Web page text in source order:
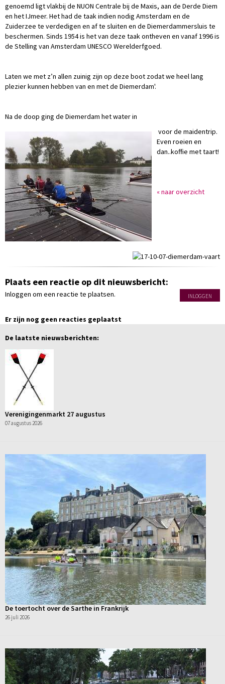
genoemd ligt vlakbij de NUON Centrale bij de Maxis, aan de Derde Diem
en het IJmeer. Het had de taak indien nodig Amsterdam en de
Zuiderzee te verdedigen en af te sluiten en de Diemerdammersluis te
beschermen. Sinds 1954 is het van deze taak ontheven en vanaf 1996 is
de Stelling van Amsterdam UNESCO Werelderfgoed.
Laten we met z’n allen zuinig zijn op deze boot zodat we heel lang
plezier kunnen hebben van en met de Diemerdam'.
Na de doop ging de Diemerdam het water in
voor de maidentrip.
Even roeien en
dan..koffie met taart!
« naar overzicht
Plaats een reactie op dit nieuwsbericht:
Inloggen om een reactie te plaatsen. INLOGGEN
Er zijn nog geen reacties geplaatst
De laatste nieuwsberichten:
Verenigingenmarkt 27 augustus
07 augustus 2026
De toertocht over de Sarthe in Frankrijk
26 juli 2026